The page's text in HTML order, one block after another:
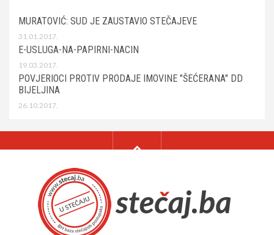
MURATOVIĆ: SUD JE ZAUSTAVIO STEČAJEVE
31.01.2017.
E-USLUGA-NA-PAPIRNI-NACIN
19.03.2017.
POVJERIOCI PROTIV PRODAJE IMOVINE "ŠEĆERANA" DD
BIJELJINA
26.10.2017.